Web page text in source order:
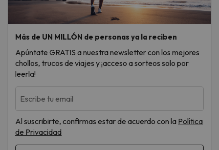
Más de UN MILLÓN de personas ya la reciben
Apúntate GRATIS a nuestra newsletter con los mejores
chollos, trucos de viajes y ¡acceso a sorteos solo por
leerla!
Escribe tu email
Al suscribirte, confirmas estar de acuerdo con la Política
de Privacidad